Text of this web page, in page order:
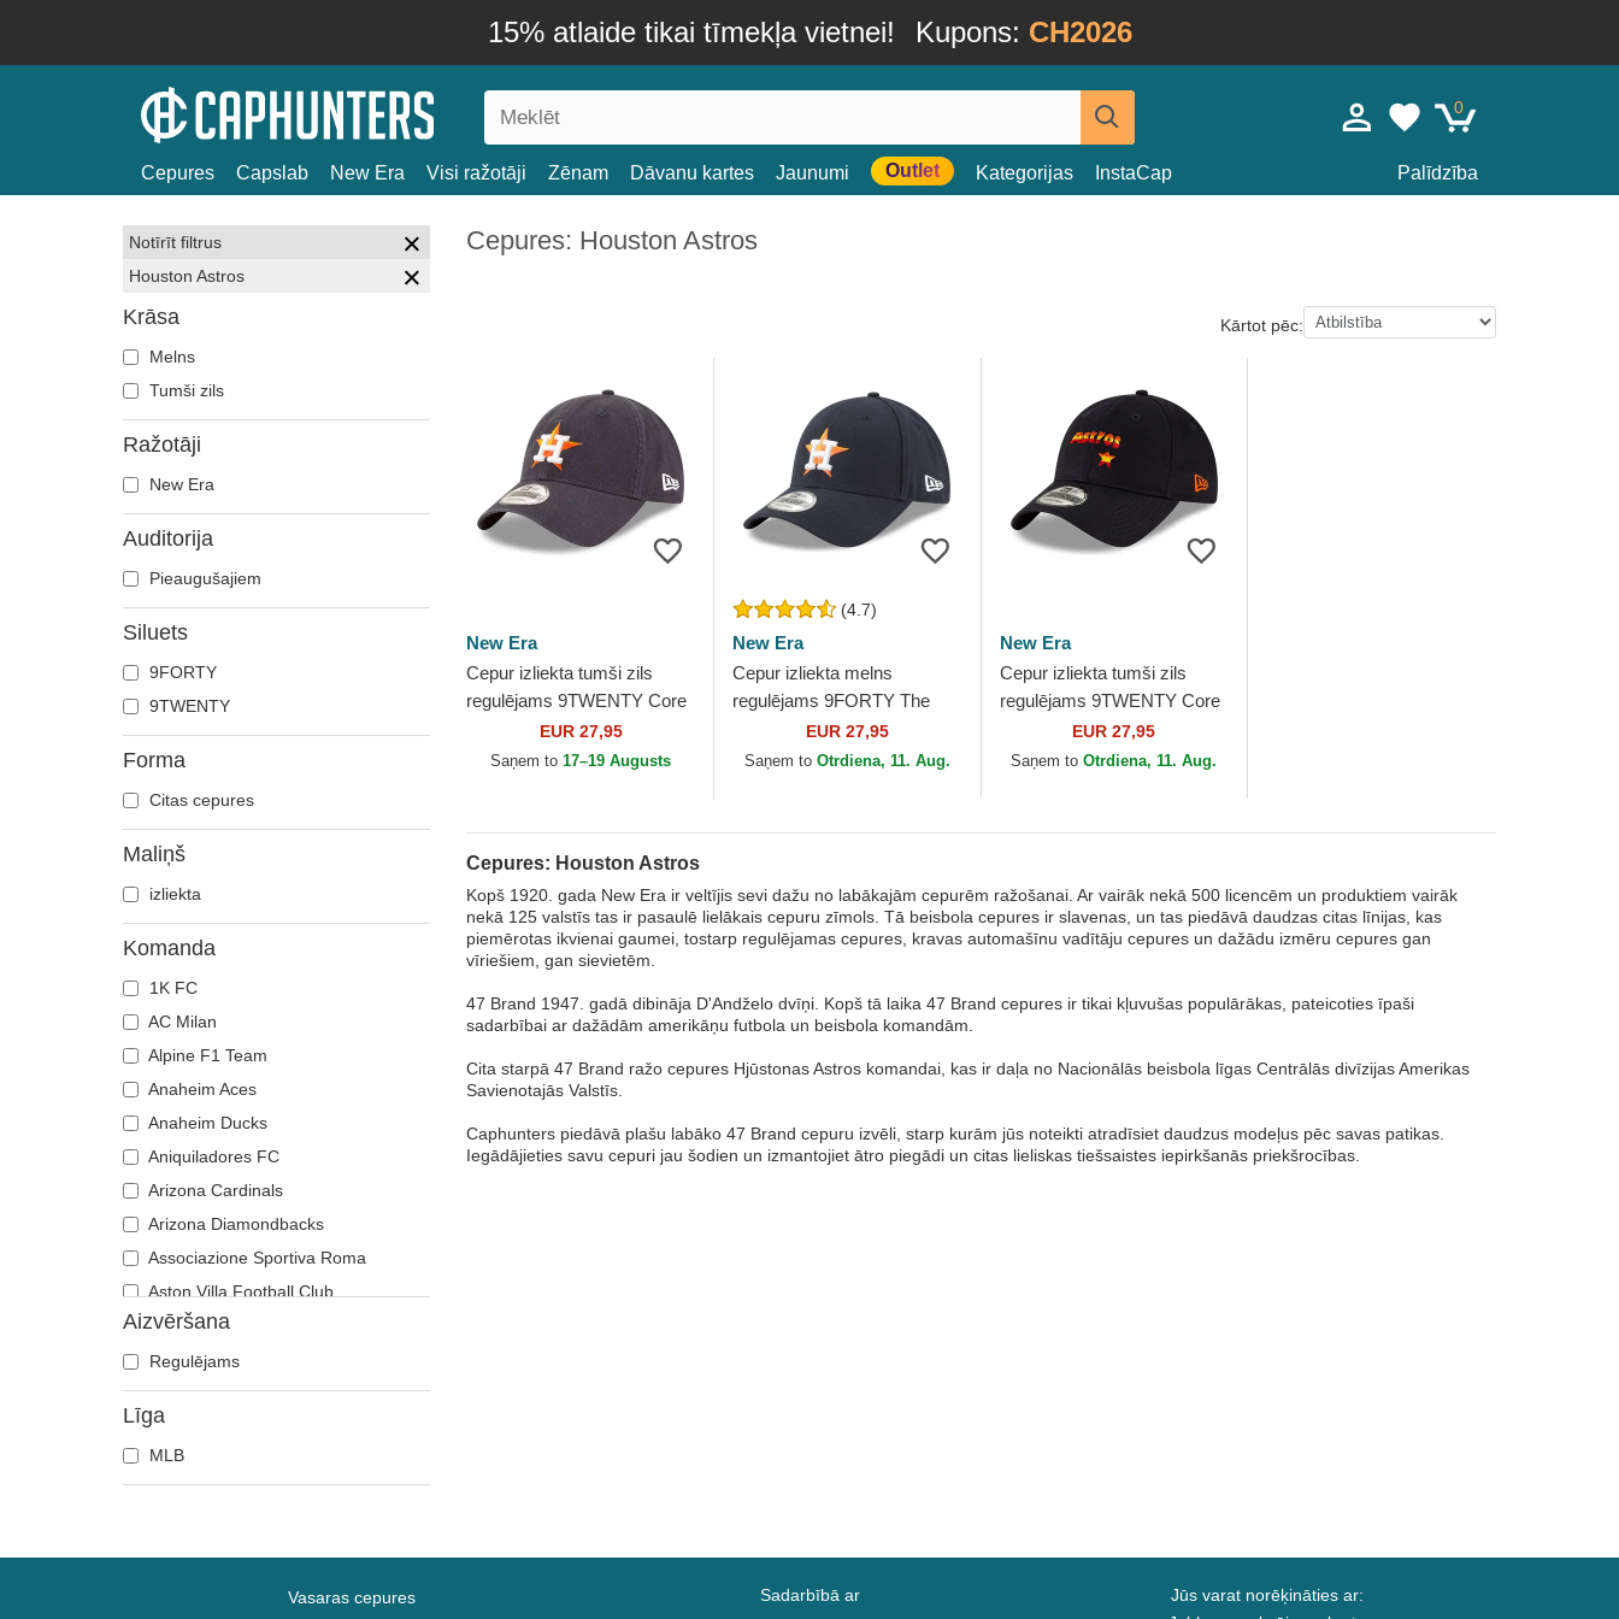
15% atlaide tikai tīmekļa vietnei! Kupons: CH2026
0
Cepures Capslab New Era Visi ražotāji Zēnam Dāvanu kartes Jaunumi Outlet Kategorijas InstaCap Palīdzība
Notīrīt filtrus
Houston Astros
Krāsa
Melns
Tumši zils
Ražotāji
New Era
Auditorija
Pieaugušajiem
Siluets
9FORTY
9TWENTY
Forma
Citas cepures
Maliņš
izliekta
Komanda
1K FC
AC Milan
Alpine F1 Team
Anaheim Aces
Anaheim Ducks
Aniquiladores FC
Arizona Cardinals
Arizona Diamondbacks
Associazione Sportiva Roma
Aston Villa Football Club
Atlanta Braves
Atlanta Falcons
Boston Bruins
Boston Celtics
Boston Red Sox
Chelsea Football Club
Aizvēršana
Regulējams
Līga
MLB
Cepures: Houston Astros
Kārtot pēc:
New Era
Cepur izliekta tumši zils
regulējams 9TWENTY Core
Classic no Houston Astros
MLB no New Era
EUR 27,95
Saņem to17–19 Augusts
(4.7)
New Era
Cepur izliekta melns
regulējams 9FORTY The
League no Houston Astros
MLB no New Era
EUR 27,95
Saņem to Otrdiena, 11. Aug.
New Era
Cepur izliekta tumši zils
regulējams 9TWENTY Core
Classic no Houston Astros
MLB no New Era
EUR 27,95
Saņem toOtrdiena, 11. Aug.
Cepures: Houston Astros
Kopš 1920. gada New Era ir veltījis sevi dažu no labākajām cepurēm ražošanai. Ar vairāk nekā 500 licencēm un produktiem vairāk
nekā 125 valstīs tas ir pasaulē lielākais cepuru zīmols. Tā beisbola cepures ir slavenas, un tas piedāvā daudzas citas līnijas, kas
piemērotas ikvienai gaumei, tostarp regulējamas cepures, kravas automašīnu vadītāju cepures un dažādu izmēru cepures gan
vīriešiem, gan sievietēm.
47 Brand 1947. gadā dibināja D'Andželo dvīņi. Kopš tā laika 47 Brand cepures ir tikai kļuvušas populārākas, pateicoties īpaši
sadarbībai ar dažādām amerikāņu futbola un beisbola komandām.
Cita starpā 47 Brand ražo cepures Hjūstonas Astros komandai, kas ir daļa no Nacionālās beisbola līgas Centrālās divīzijas Amerikas
Savienotajās Valstīs.
Caphunters piedāvā plašu labāko 47 Brand cepuru izvēli, starp kurām jūs noteikti atradīsiet daudzus modeļus pēc savas patikas.
Iegādājieties savu cepuri jau šodien un izmantojiet ātro piegādi un citas lieliskas tiešsaistes iepirkšanās priekšrocības.
Vasaras cepures Sadarbībā ar
Jūs varat norēķināties ar: